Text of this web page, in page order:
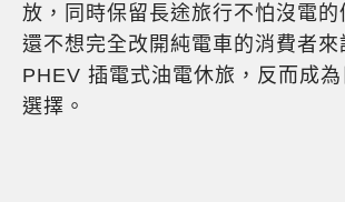
放，同時保留長途旅行不怕沒電的
還不想完全改開純電車的消費者來
PHEV 插電式油電休旅，反而成
選擇。